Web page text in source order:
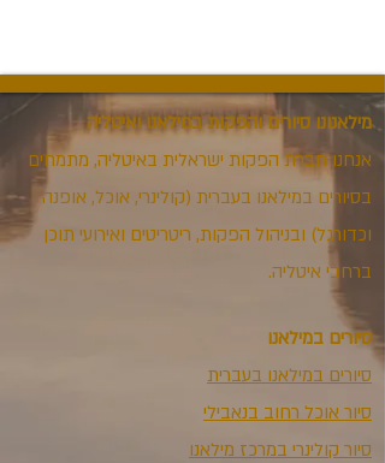
מילאנונו סיורים והפקות במילאנו ואיטליה
אנחנו חברת הפקות ישראלית באיטליה, מתמחים
בסיורים במילאנו בעברית (קולינרי, אוכל, אופנה
וכדורגל) ובניהול הפקות, ריטריטים ואירועי תוכן
ברחבי איטליה.
סיורים במילאנו
סיורים במילאנו בעברית
סיור אוכל רחוב בנאבילי
סיור קולינרי במרכז מילאנו